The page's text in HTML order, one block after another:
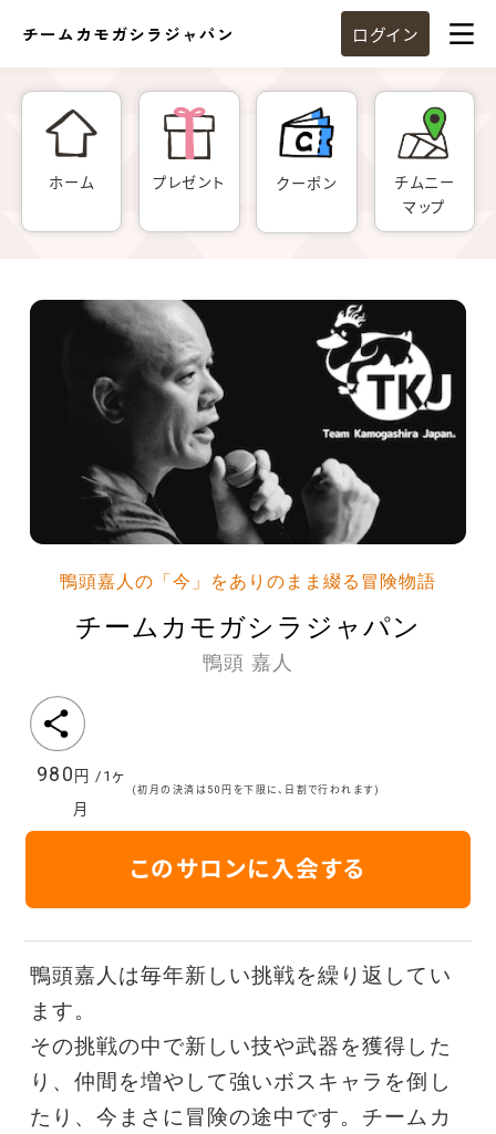
チームカモガシラジャパン ログイン
ホーム プレゼント クーポン
チムニー
マップ
鴨頭嘉人の「今」をありのまま綴る冒険物語
チームカモガシラジャパン
鴨頭 嘉人
980 円 /1ヶ
月
(初月の決済は50円を下限に、日割で行われます)
このサロンに入会する
鴨頭嘉人は毎年新しい挑戦を繰り返してい
ます。
その挑戦の中で新しい技や武器を獲得した
り、仲間を増やして強いボスキャラを倒し
たり、今まさに冒険の途中です。チームカ